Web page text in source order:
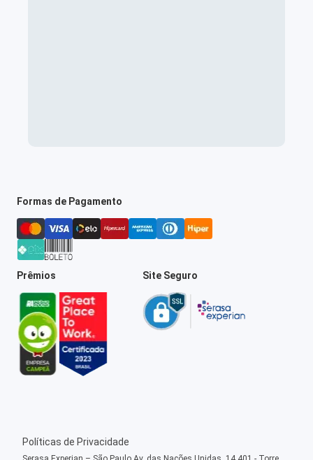
Formas de Pagamento
Prêmios Site Seguro
Políticas de Privacidade